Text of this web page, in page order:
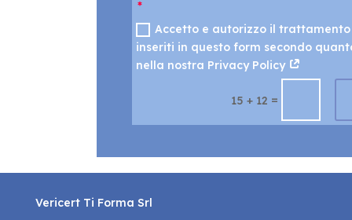
Accetto e autorizzo il
inseriti in questo form secondo
nella nostra Privacy Policy
15 + 12 =
Vericert Ti Forma Srl